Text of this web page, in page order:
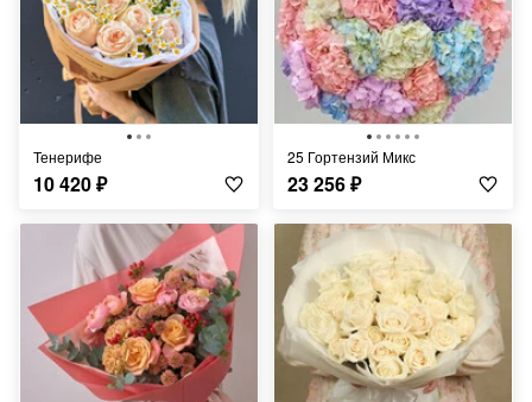
Тенерифе
10 420₽
25 Гортензий Микс
23 256₽